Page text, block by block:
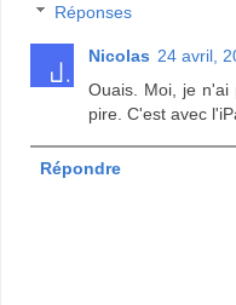
Réponses
Nicolas 24 avril,
Ouais. Moi, je
pire. C'est avec
Répondre